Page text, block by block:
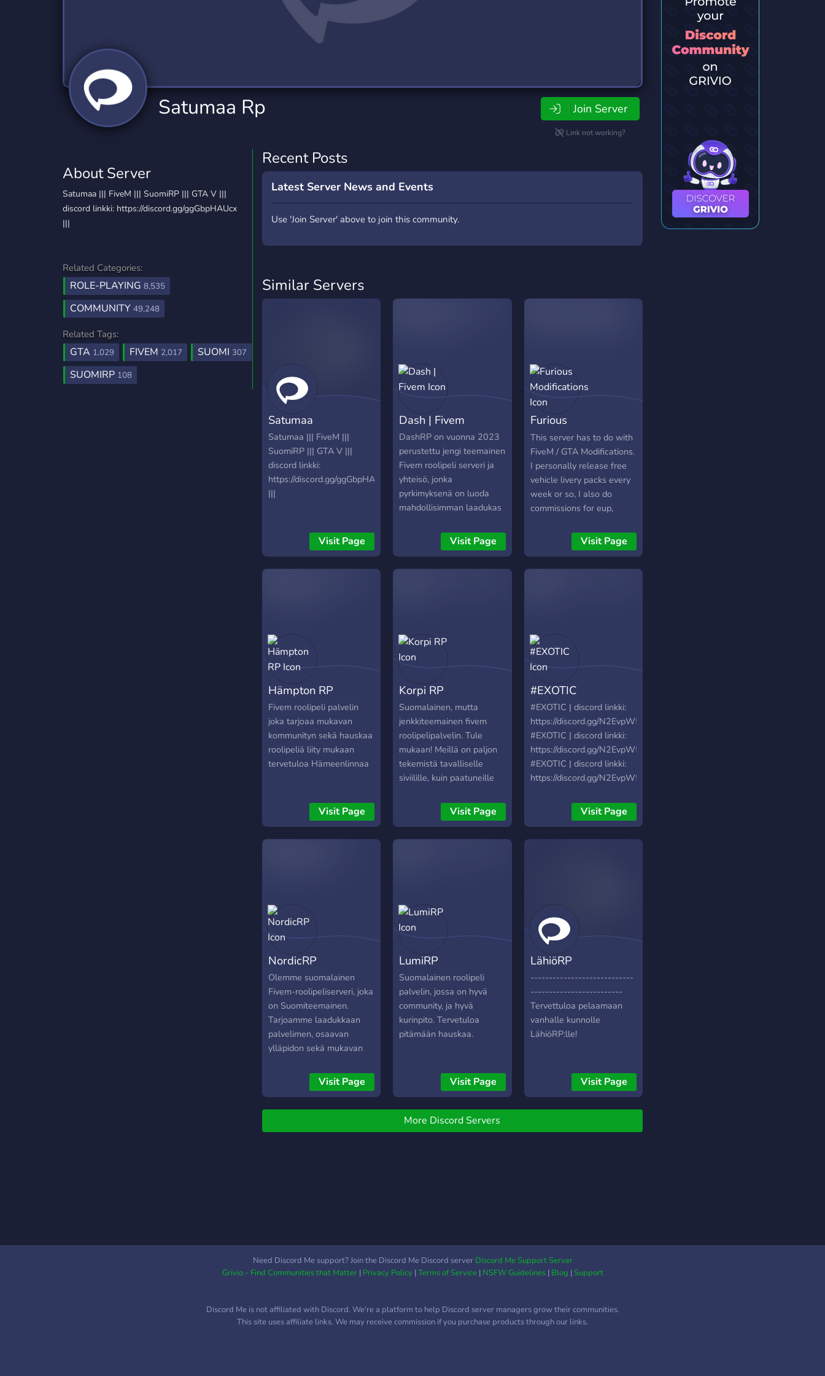
Trading
1,150 Servers
Travel
Twitch
359 Servers
YouTube
850 Servers
YouTuber
3,011 Servers
Satumaa Rp Join Server
Link not working?
About Server
Satumaa ||| FiveM ||| SuomiRP ||| GTA V |||
discord linkki: https://discord.gg/ggGbpHAUcx
|||
Related Categories:
ROLE-PLAYING 8,535
COMMUNITY 49,248
Related Tags:
GTA 1,029 FIVEM 2,017 SUOMI 307
SUOMIRP 108
Recent Posts
Latest Server News and Events
Use 'Join Server' above to join this community.
Similar Servers
Satumaa
Satumaa ||| FiveM |||
SuomiRP ||| GTA V |||
discord linkki:
https://discord.gg/ggGbpHAUcx
|||
Visit Page
Dash | Fivem
DashRP on vuonna 2023
perustettu jengi teemainen
Fivem roolipeli serveri ja
yhteisö, jonka
pyrkimyksenä on luoda
mahdollisimman laadukas
Visit Page
Furious
Modifications
This server has to do with
FiveM / GTA Modifications.
I personally release free
vehicle livery packs every
week or so, I also do
commissions for eup,
Some examples of my
Visit Page
Hämpton RP
Fivem roolipeli palvelin
joka tarjoaa mukavan
kommunityn sekä hauskaa
roolipeliä liity mukaan
tervetuloa Hämeenlinnaa
Visit Page
Korpi RP
Suomalainen, mutta
jenkkiteemainen fivem
roolipelipalvelin. Tule
mukaan! Meillä on paljon
tekemistä tavalliselle
siviilille, kuin paatuneille
modiautoja, custom MLO,
sekä paljon uniikkia joka
korvesta sellaisen kun se
on !
Visit Page
#EXOTIC
#EXOTIC | discord linkki:
https://discord.gg/N2EvpW5cr2
#EXOTIC | discord linkki:
https://discord.gg/N2EvpW5cr2
#EXOTIC | discord linkki:
https://discord.gg/N2EvpW5cr2
https://discord.gg/N2EvpW5cr2
#EXOTIC | discord linkki:
Visit Page
NordicRP
Olemme suomalainen
Fivem-roolipeliserveri, joka
on Suomiteemainen.
Tarjoamme laadukkaan
palvelimen, osaavan
ylläpidon sekä mukavan
ja hauskoja pelihetkiä! YT,
NordicRP Ylläpito
Visit Page
LumiRP
Suomalainen roolipeli
palvelin, jossa on hyvä
community, ja hyvä
kurinpito. Tervetuloa
pitämään hauskaa.
Visit Page
LähiöRP
----------------------------
-------------------------
Tervettuloa pelaamaan
vanhalle kunnolle
LähiöRP:lle!
Visit Page
More Discord Servers
Need Discord Me support? Join the Discord Me Discord server Discord Me Support Server
Grivio - Find Communities that Matter| Privacy Policy|Terms of Service| NSFW Guidelines| Blog |Support
Discord Me is not affiliated with Discord. We're a platform to help Discord server managers grow their communities.
This site uses affiliate links. We may receive commission if you purchase products through our links.